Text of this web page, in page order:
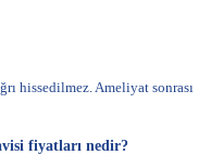
hissedilmez. Ameliyat sonrası
fiyatları nedir?